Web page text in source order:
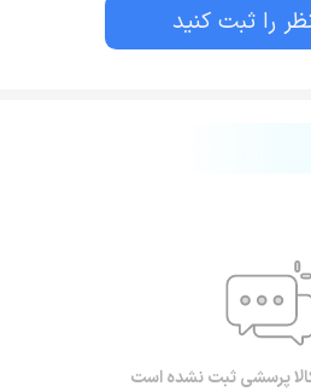
را ثبت کنید
پرسشی ثبت نشده است